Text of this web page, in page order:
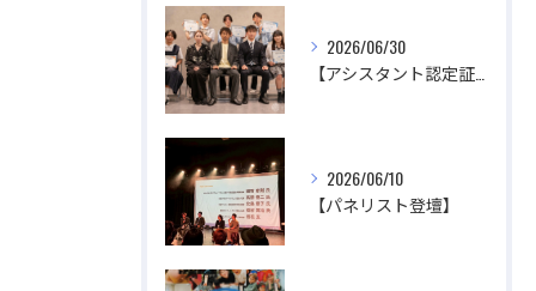
2026/06/30
2026/06/10
【パネリスト登壇】
公式ラジオ番組「ダンスのとなり」スタート！ スタ
ジオのこと、先生たちのことなどゆるく配信中
公式ラジオ番組「ダンスのとなり」スタート！ スタ
ジオのこと、先生たちのことなどゆるく配信中